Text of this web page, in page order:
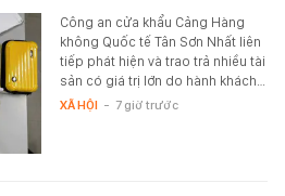
Công an cửa khẩu Cảng Hàng
không Quốc tế Tân Sơn Nhất liên
tiếp phát hiện và trao trả nhiều tài
sản có giá trị lớn do hành khách…
XÃ HỘI - 7 giờ trước